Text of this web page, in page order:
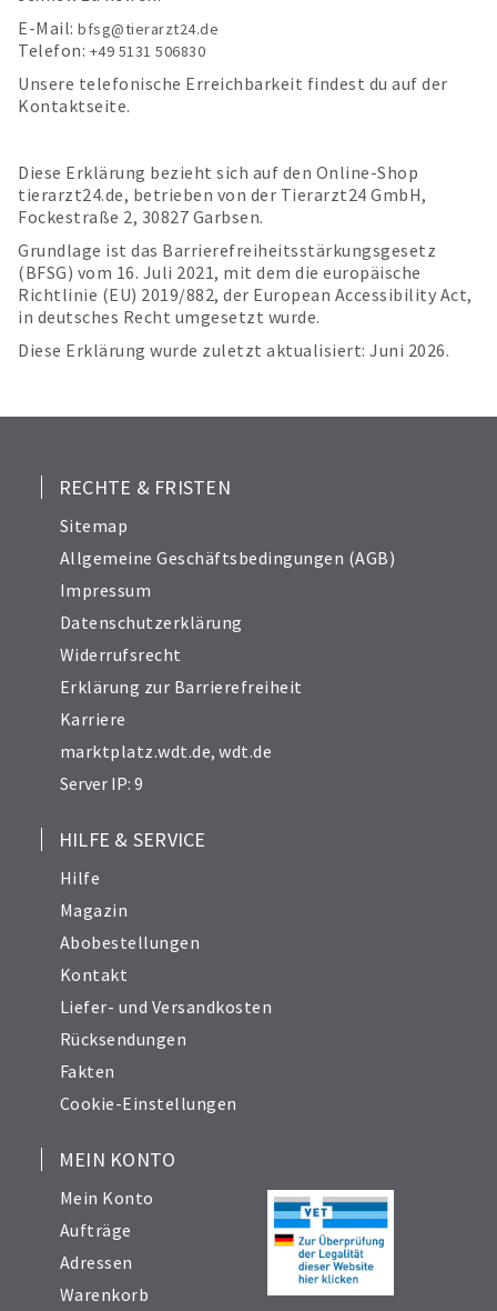
E-Mail: bfsg@tierarzt24.de
Telefon: +49 5131 506830
Unsere telefonische Erreichbarkeit findest du auf der
Kontaktseite.
Diese Erklärung bezieht sich auf den Online-Shop
tierarzt24.de, betrieben von der Tierarzt24 GmbH,
Fockestraße 2, 30827 Garbsen.
Grundlage ist das Barrierefreiheitsstärkungsgesetz
(BFSG) vom 16. Juli 2021, mit dem die europäische
Richtlinie (EU) 2019/882, der European Accessibility Act,
in deutsches Recht umgesetzt wurde.
Diese Erklärung wurde zuletzt aktualisiert: Juni 2026.
RECHTE & FRISTEN
Sitemap
Allgemeine Geschäftsbedingungen (AGB)
Impressum
Datenschutzerklärung
Widerrufsrecht
Erklärung zur Barrierefreiheit
Karriere
marktplatz.wdt.de,wdt.de
Server IP: 9
HILFE & SERVICE
Hilfe
Magazin
Abobestellungen
Kontakt
Liefer- und Versandkosten
Rücksendungen
Fakten
Cookie-Einstellungen
MEIN KONTO
Mein Konto
Aufträge
Adressen
Warenkorb